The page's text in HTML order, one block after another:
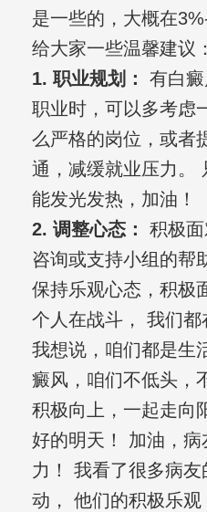
是一些的，大概在
给大家一些温馨建议：
1. 职业规划：
有白
职业时，可以多考虑
么严格的岗位，或者
通，减缓就业压力。
能发光发热，加油！
2. 调整心态：
积极
咨询或支持小组的帮
保持乐观心态，积极
个人在战斗， 我们都
我想说，咱们都是生
癜风，咱们不低头，
积极向上，一起走向
好的明天！ 加油，
力！ 我看了很多病
动， 他们的积极乐